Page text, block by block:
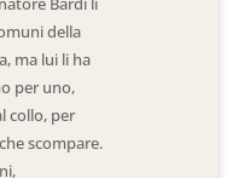
della
ma lui li ha
per uno,
collo, per
scompare.